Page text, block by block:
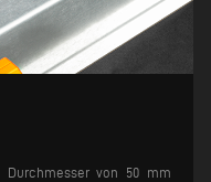
von 50 mm